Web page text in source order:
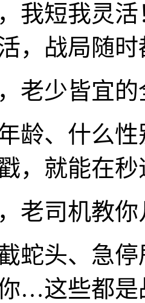
我短我灵
，战局随
老少皆宜
龄、什么
，就能在
老司机教
蛇头、急
…这些都是